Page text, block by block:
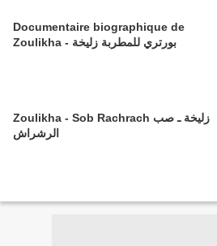
Documentaire biographique de
Zoulikha - بورتري للمطربة زليخة
Zoulikha - Sob Rachrach زليخة ـ صب
الرشراش